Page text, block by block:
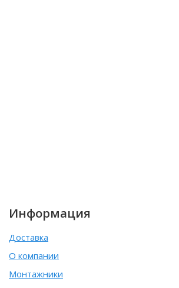
Информация
Доставка
О компании
Монтажники